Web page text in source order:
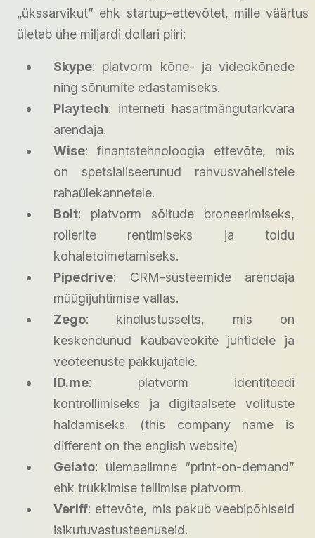
„ükssarvikut” ehk startup-ettevõtet, mille väärtus
ületab ühe miljardi dollari piiri:
Skype: platvorm kõne- ja videokõnede
ning sõnumite edastamiseks.
Playtech: interneti hasartmängutarkvara
arendaja.
Wise: finantstehnoloogia ettevõte, mis
on spetsialiseerunud rahvusvahelistele
rahaülekannetele.
Bolt: platvorm sõitude broneerimiseks,
rollerite rentimiseks ja toidu
kohaletoimetamiseks.
Pipedrive: CRM-süsteemide arendaja
müügijuhtimise vallas.
Zego: kindlustusselts, mis on
keskendunud kaubaveokite juhtidele ja
veoteenuste pakkujatele.
ID.me: platvorm identiteedi
kontrollimiseks ja digitaalsete volituste
haldamiseks. (this company name is
different on the english website)
Gelato: ülemaailmne “print-on-demand”
ehk trükkimise tellimise platvorm.
Veriff: ettevõte, mis pakub veebipõhiseid
isikutuvastusteenuseid.